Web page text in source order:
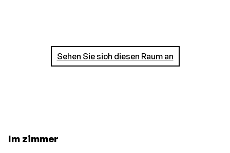
Sehen Sie sich diesen Raum an
Im zimmer